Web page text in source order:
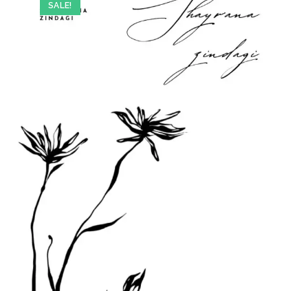
SALE!